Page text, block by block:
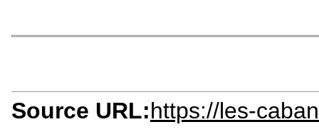
Source URL:https://les-